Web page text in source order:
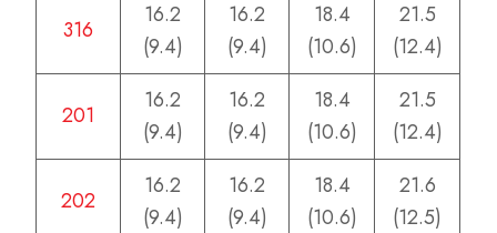
316
16.2
(9.4)
16.2
(9.4)
18.4
(10.6)
21.5
(12.4)
201
16.2
(9.4)
16.2
(9.4)
18.4
(10.6)
21.5
(12.4)
202
16.2
(9.4)
16.2
(9.4)
18.4
(10.6)
21.6
(12.5)